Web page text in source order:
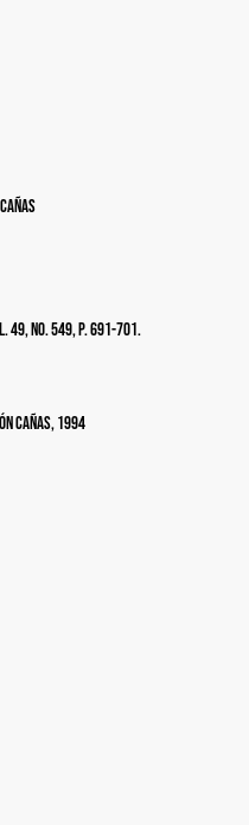
no. 549, p. 691-701.
Cañas, 1994